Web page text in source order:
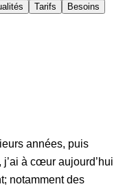
Tarifs
Besoins
années, puis
à cœur aujourd’hui
notamment des